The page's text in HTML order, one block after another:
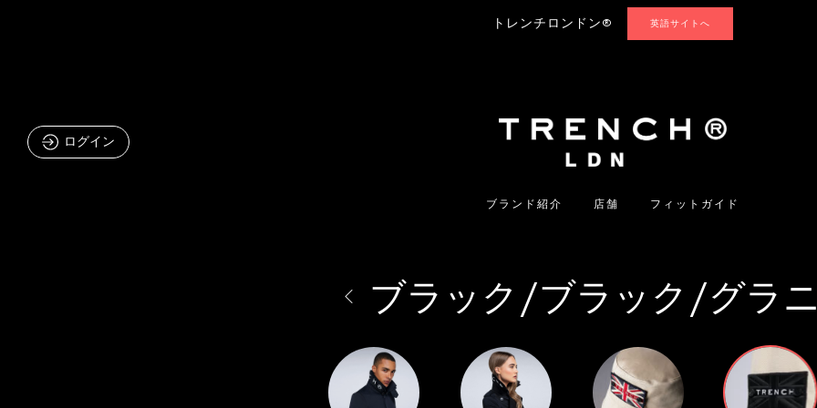
トレンチロンドン® 英語サイトへ
ログイン
ブランド紹介 店舗 フィットガイド
ブラック/ブラック/グラ